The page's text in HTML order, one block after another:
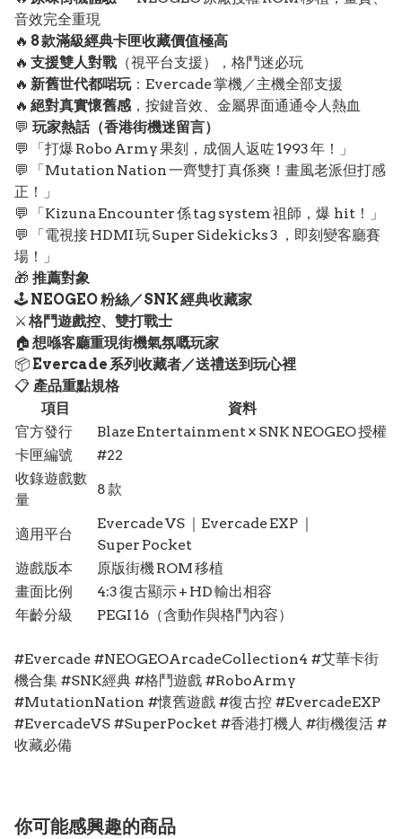
音效完全重現
🔥 8 款滿級經典卡匣收藏價值極高
🔥 支援雙人對戰 （視平台支援），格鬥迷必玩
🔥 新舊世代都啱玩：Evercade 掌機／主機全部支援
🔥 絕對真實懷舊感，按鍵音效、金屬界面通通令人熱血
💬 玩家熱話（香港街機迷留言）
💬 「打爆 Robo Army 果刻，成個人返咗 1993 年！」
💬 「Mutation Nation 一齊雙打 真係爽！畫風老派但打感
正！」
💬 「Kizuna Encounter 係 tag system 祖師，爆 hit！」
💬 「電視接 HDMI 玩 Super Sidekicks 3 ，即刻變客廳賽
場！」
🎁 推薦對象
🕹️ NEOGEO 粉絲／SNK 經典收藏家
⚔️格鬥遊戲控、雙打戰士
🏠 想喺客廳重現街機氣氛嘅玩家
📦 Evercade 系列收藏者／送禮送到玩心裡
📋 產品重點規格
項目
資料
官方發行
Blaze Entertainment × SNK NEOGEO 授權
卡匣編號
#22
收錄遊戲數
量
8 款
適用平台
Evercade VS ｜Evercade EXP ｜
Super Pocket
遊戲版本
原版街機 ROM 移植
畫面比例
4:3 復古顯示 + HD 輸出相容
年齡分級
PEGI 16（含動作與格鬥內容）
#Evercade #NEOGEOArcadeCollection4 #艾華卡街
機合集 #SNK經典 #格鬥遊戲 #RoboArmy
#MutationNation #懷舊遊戲 #復古控 #EvercadeEXP
#EvercadeVS #SuperPocket #香港打機人 #街機復活 #
收藏必備
你可能感興趣的商品